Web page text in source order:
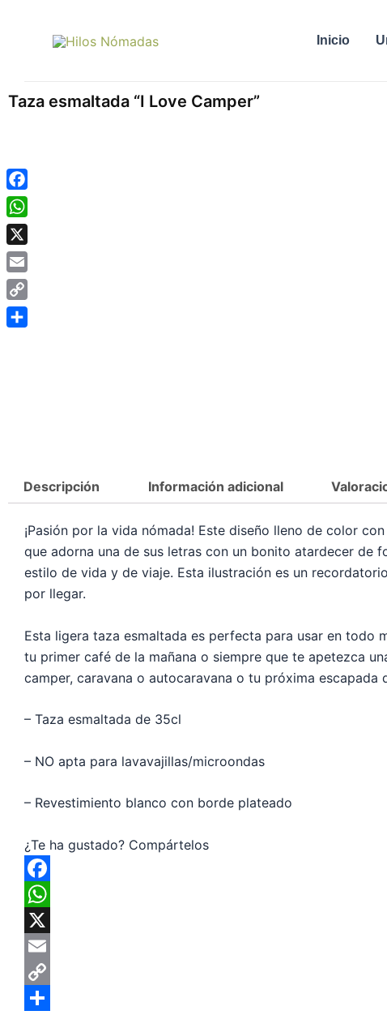
contenido
Inicio
Taza esmaltada “I Love Camper”
Descripción Información adicional
¡Pasión por la vida nómada! Este diseño lleno de color
que adorna una de sus letras con un bonito atardecer de
estilo de vida y de viaje. Esta ilustración es un
por llegar.
Esta ligera taza esmaltada es perfecta para usar en todo
tu primer café de la mañana o siempre que te apetezca
camper, caravana o autocaravana o tu próxima escapada
– Taza esmaltada de 35cl
– NO apta para lavavajillas/microondas
– Revestimiento blanco con borde plateado
¿Te ha gustado? Compártelos
F
a
c
e
b
W
h
a
X
E
m
C
Facebook
WhatsApp
X
Email
Copy
Link